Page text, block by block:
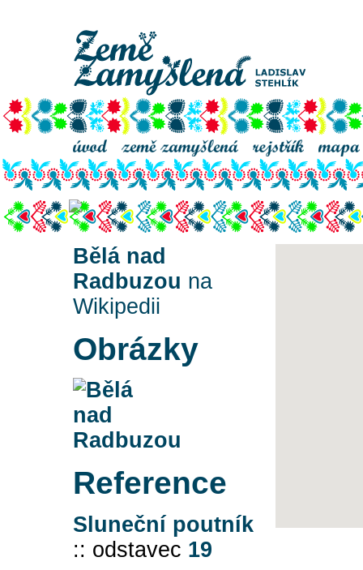
Bělá nad
Radbuzou na
Wikipedii
Obrázky
Reference
Sluneční poutník
:: odstavec 19